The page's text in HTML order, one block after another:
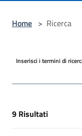
Home > Ricerca
Inserisci i termini di
[results]
9 Risultati